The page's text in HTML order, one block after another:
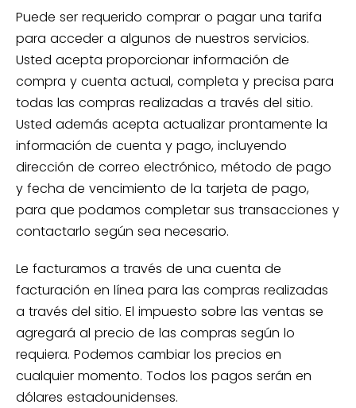
Puede ser requerido comprar o pagar una tarifa
para acceder a algunos de nuestros servicios.
Usted acepta proporcionar información de
compra y cuenta actual, completa y precisa para
todas las compras realizadas a través del sitio.
Usted además acepta actualizar prontamente la
información de cuenta y pago, incluyendo
dirección de correo electrónico, método de pago
y fecha de vencimiento de la tarjeta de pago,
para que podamos completar sus transacciones y
contactarlo según sea necesario.
Le facturamos a través de una cuenta de
facturación en línea para las compras realizadas
a través del sitio. El impuesto sobre las ventas se
agregará al precio de las compras según lo
requiera. Podemos cambiar los precios en
cualquier momento. Todos los pagos serán en
dólares estadounidenses.